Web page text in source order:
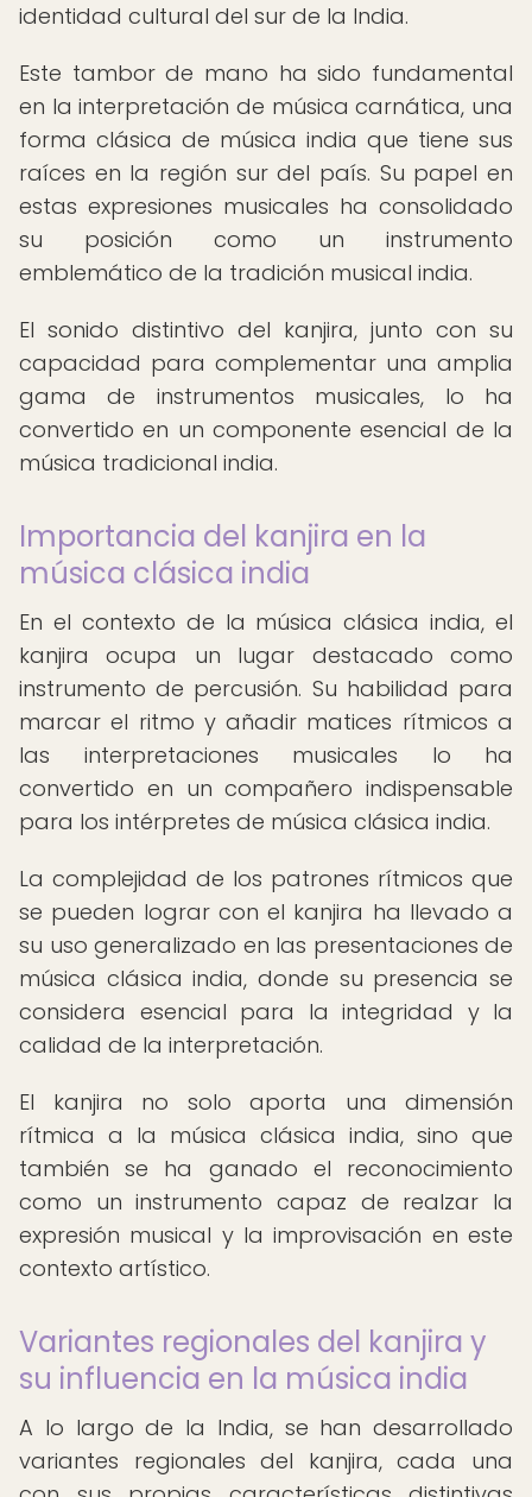
identidad cultural del sur de la India.
Este tambor de mano ha sido fundamental
en la interpretación de música carnática, una
forma clásica de música india que tiene sus
raíces en la región sur del país. Su papel en
estas expresiones musicales ha consolidado
su posición como un instrumento
emblemático de la tradición musical india.
El sonido distintivo del kanjira, junto con su
capacidad para complementar una amplia
gama de instrumentos musicales, lo ha
convertido en un componente esencial de la
música tradicional india.
Importancia del kanjira en la
música clásica india
En el contexto de la música clásica india, el
kanjira ocupa un lugar destacado como
instrumento de percusión. Su habilidad para
marcar el ritmo y añadir matices rítmicos a
las interpretaciones musicales lo ha
convertido en un compañero indispensable
para los intérpretes de música clásica india.
La complejidad de los patrones rítmicos que
se pueden lograr con el kanjira ha llevado a
su uso generalizado en las presentaciones de
música clásica india, donde su presencia se
considera esencial para la integridad y la
calidad de la interpretación.
El kanjira no solo aporta una dimensión
rítmica a la música clásica india, sino que
también se ha ganado el reconocimiento
como un instrumento capaz de realzar la
expresión musical y la improvisación en este
contexto artístico.
Variantes regionales del kanjira y
su influencia en la música india
A lo largo de la India, se han desarrollado
variantes regionales del kanjira, cada una